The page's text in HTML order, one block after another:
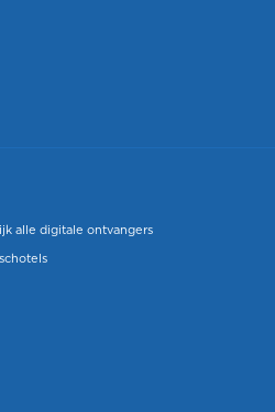
alle digitale ontvangers